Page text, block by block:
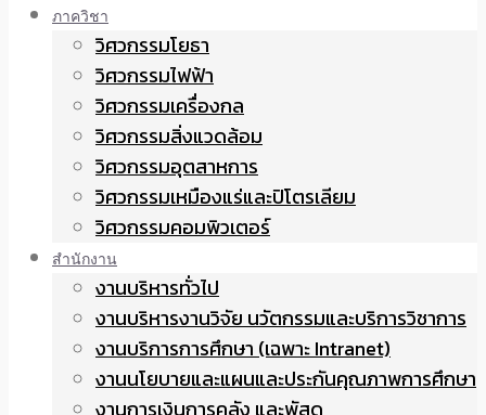
ภาควิชา
วิศวกรรมโยธา
วิศวกรรมไฟฟ้า
วิศวกรรมเครื่องกล
วิศวกรรมสิ่งแวดล้อม
วิศวกรรมอุตสาหการ
วิศวกรรมเหมืองแร่และปิโตรเลียม
วิศวกรรมคอมพิวเตอร์
สำนักงาน
งานบริหารทั่วไป
งานบริหารงานวิจัย นวัตกรรมและบริการวิชาการ
งานบริการการศึกษา (เฉพาะ Intranet)
งานนโยบายและแผนและประกันคุณภาพการศึกษา
งานการเงินการคลัง และพัสดุ